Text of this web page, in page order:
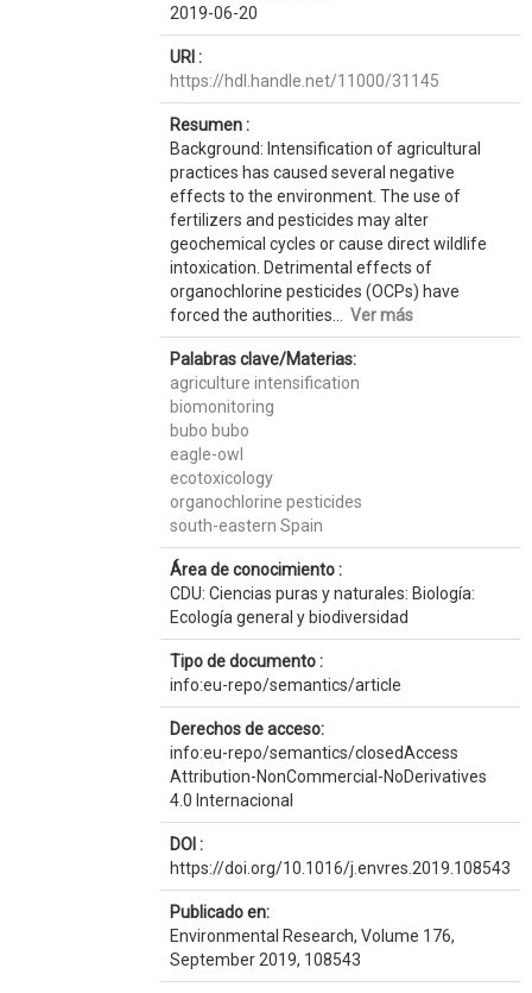
2019-06-20
URI :
https://hdl.handle.net/11000/31145
Resumen :
Background: Intensification of agricultural
practices has caused several negative
effects to the environment. The use of
fertilizers and pesticides may alter
geochemical cycles or cause direct wildlife
intoxication. Detrimental effects of
organochlorine pesticides (OCPs) have
forced the authorities... Ver más
Palabras clave/Materias:
agriculture intensification
biomonitoring
bubo bubo
eagle-owl
ecotoxicology
organochlorine pesticides
south-eastern Spain
Área de conocimiento :
CDU: Ciencias puras y naturales: Biología:
Ecología general y biodiversidad
Tipo de documento :
info:eu-repo/semantics/article
Derechos de acceso:
info:eu-repo/semantics/closedAccess
Attribution-NonCommercial-NoDerivatives
4.0 Internacional
DOI :
https://doi.org/10.1016/j.envres.2019.108543
Publicado en:
Environmental Research, Volume 176,
September 2019, 108543